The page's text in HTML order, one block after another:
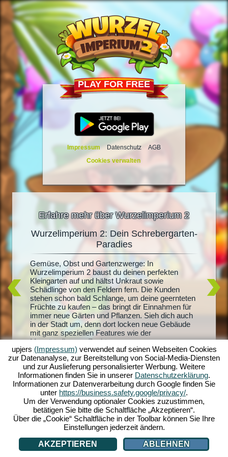
PLAY FOR FREE
Impressum Datenschutz
AGB
Cookies verwalten
Erfahre mehr über Wurzelimperium 2
2
zu
auch
Wurzelimperium 2: Dein Schrebergarten-
Paradies
Gemüse, Obst und Gartenzwerge: In
Wurzelimperium 2 baust du deinen perfekten
Kleingarten auf und hältst Unkraut sowie
Schädlinge von den Feldern fern. Die Kunden
stehen schon bald Schlange, um deine geernteten
Früchte zu kaufen – das bringt dir Einnahmen für
immer neue Gärten und Pflanzen. Sieh dich auch
in der Stadt um, denn dort locken neue Gebäude
mit ganz speziellen Features wie der
Monsterpflanzen-Zucht...
Du
dich
und
upjers (Impressum) verwendet auf seinen Webseiten Cookies
zur Datenanalyse, zur Bereitstellung von Social-Media-Diensten
und zur Auslieferung personalisierter Werbung. Weitere
Informationen finden Sie in unserer Datenschutzerklärung.
Informationen zur Datenverarbeitung durch Google finden Sie
unter https://business.safety.google/privacy/.
Um der Verwendung optionaler Cookies zuzustimmen,
betätigen Sie bitte die Schaltfläche „Akzeptieren“.
Über die „Cookie“ Schaltfläche in der Toolbar können Sie Ihre
Einstellungen jederzeit ändern.
AKZEPTIEREN
ABLEHNEN